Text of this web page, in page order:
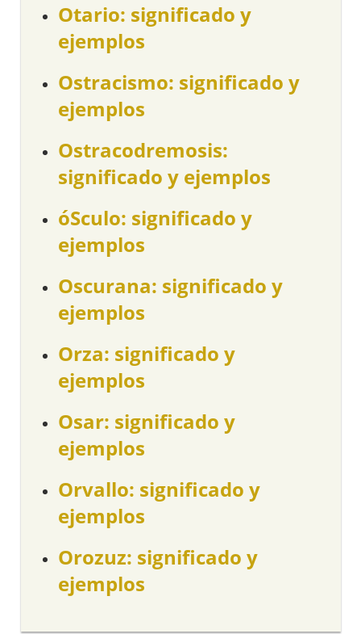
Otario: significado y
ejemplos
Ostracismo: significado y
ejemplos
Ostracodremosis:
significado y ejemplos
óSculo: significado y
ejemplos
Oscurana: significado y
ejemplos
Orza: significado y
ejemplos
Osar: significado y
ejemplos
Orvallo: significado y
ejemplos
Orozuz: significado y
ejemplos